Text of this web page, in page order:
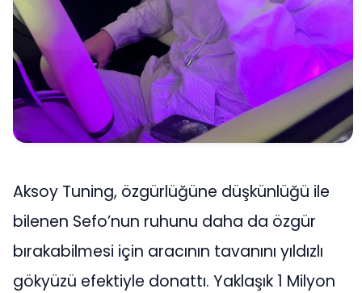
Aksoy Tuning, özgürlüğüne düşkünlüğü ile
bilenen Sefo’nun ruhunu daha da özgür
bırakabilmesi için aracının tavanını yıldızlı
gökyüzü efektiyle donattı. Yaklaşık 1 Milyon